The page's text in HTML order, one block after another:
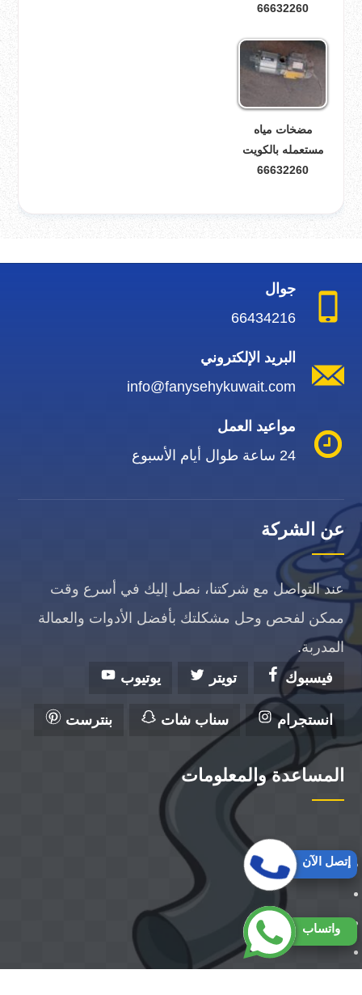
66632260
مضخات مياه
مستعمله بالكويت
66632260
جوال
66434216
البريد الإلكتروني
info@fanysehykuwait.com
مواعيد العمل
24 ساعة طوال أيام الأسبوع
عن الشركة
عند التواصل مع شركتنا، نصل إليك في أسرع وقت
ممكن لفحص وحل مشكلتك بأفضل الأدوات والعمالة
المدربة.
فيسبوك
تويتر يوتيوب
انستجرام سناب شات بنترست
المساعدة والمعلومات
واتساب
إتصل الآن